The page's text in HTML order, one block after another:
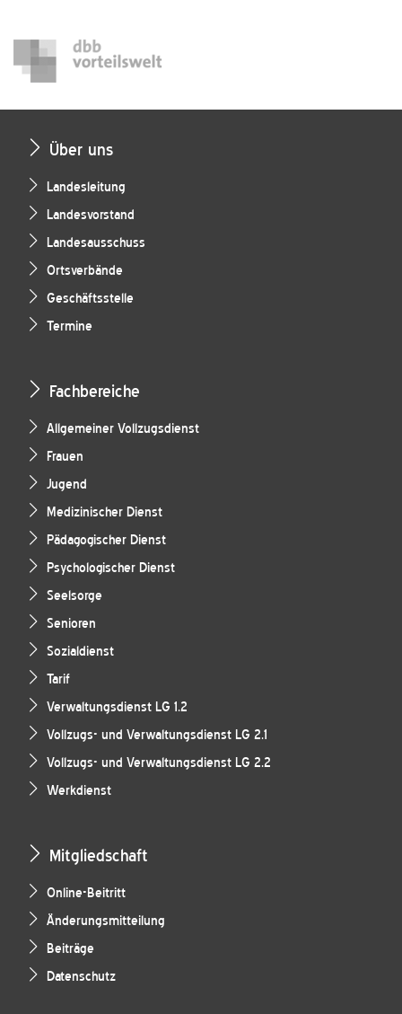
Über uns
Landesleitung
Landesvorstand
Landesausschuss
Ortsverbände
Geschäftsstelle
Termine
Fachbereiche
Allgemeiner Vollzugsdienst
Frauen
Jugend
Medizinischer Dienst
Pädagogischer Dienst
Psychologischer Dienst
Seelsorge
Senioren
Sozialdienst
Tarif
Verwaltungsdienst LG 1.2
Vollzugs- und Verwaltungsdienst LG 2.1
Vollzugs- und Verwaltungsdienst LG 2.2
Werkdienst
Mitgliedschaft
Online-Beitritt
Änderungsmitteilung
Beiträge
Datenschutz